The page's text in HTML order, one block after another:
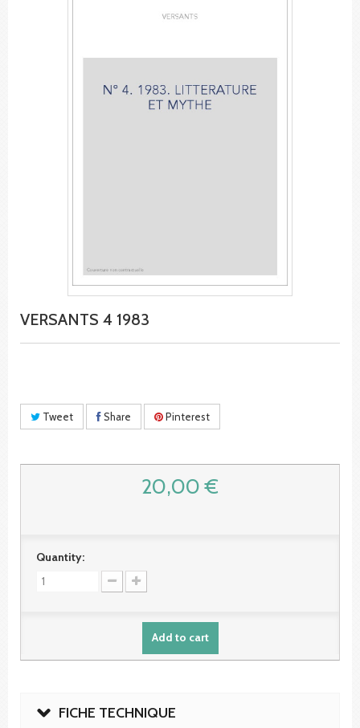
VERSANTS 4 1983
Tweet Share Pinterest
20,00 €
Quantity:
Add to cart
FICHE TECHNIQUE